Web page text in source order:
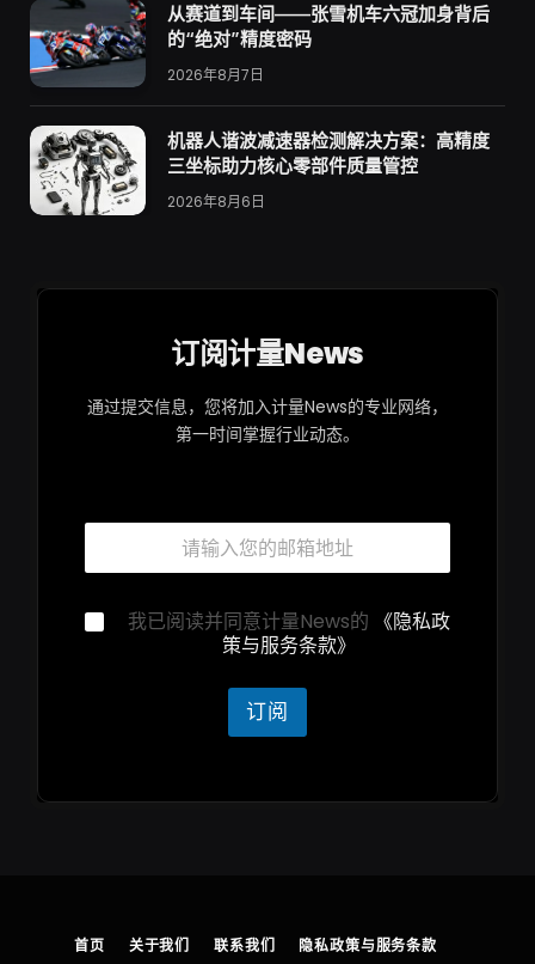
从赛道到车间——张雪机车六冠加身背后
的“绝对”精度密码
2026年8月7日
机器人谐波减速器检测解决方案：高精度
三坐标助力核心零部件质量管控
2026年8月6日
订阅计量News
通过提交信息，您将加入计量News的专业网络，
第一时间掌握行业动态。
私
声
邮
箱
*
邮
*
隐
我已阅读并同意计量News的 《隐私政
策与服务条款》
订阅
首页 关于我们 联系我们 隐私政策与服务条款